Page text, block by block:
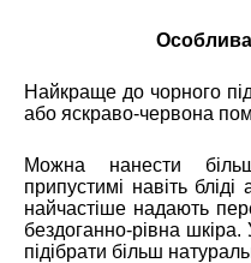
Особлива
Найкраще до чорного
або яскраво-червона
Можна нанести
припустимі навіть бліді
найчастіше надають
бездоганно-рівна шкіра.
підібрати більш